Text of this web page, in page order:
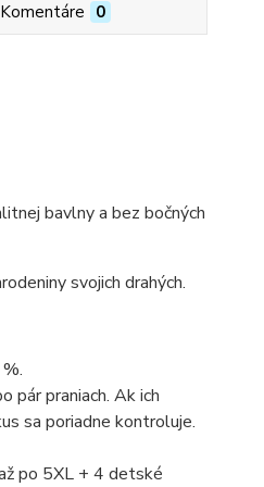
Komentáre 0
bavlny a bez bočných
svojich drahých.
pár praniach. Ak ich
sa poriadne kontroluje.
po 5XL + 4 detské